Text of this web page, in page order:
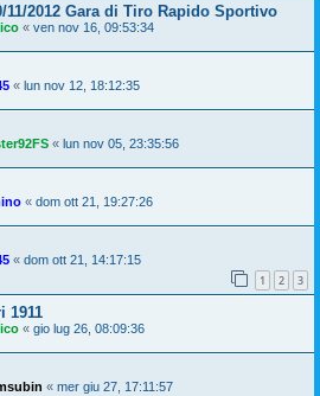
11/2012 Gara di Tiro Rapido Sportivo
« ven nov 16, 09:53:34
« lun nov 12, 18:12:35
« lun nov 05, 23:35:56
« dom ott 21, 19:27:26
« dom ott 21, 14:17:15
1 2 3
1911
« gio lug 26, 08:09:36
« mer giu 27, 17:11:57